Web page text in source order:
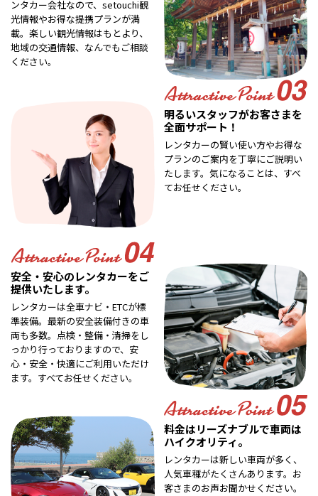
ンタカー会社なので、setouchi観
光情報やお得な提携プランが満
載。楽しい観光情報はもとより、
地域の交通情報、なんでもご相談
ください。
明るいスタッフがお客さまを
全面サポート！
レンタカーの賢い使い方やお得な
プランのご案内を丁寧にご説明い
たします。気になることは、すべ
てお任せください。
安全・安心のレンタカーをご
提供いたします。
レンタカーは全車ナビ・ETCが標
準装備。最新の安全装備付きの車
両も多数。点検・整備・清掃をし
っかり行っておりますので、安
心・安全・快適にご利用いただけ
ます。すべてお任せください。
料金はリーズナブルで車両は
ハイクオリティ。
レンタカーは新しい車両が多く、
人気車種がたくさんあります。お
客さまのお声お聞かせください。